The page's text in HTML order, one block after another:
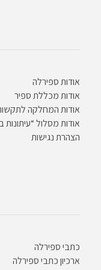
אודות ספירלה
אודות מכללת ספיר
אודות המחלקה
אודות מסלול “עיתונות
הצהרת נגישות
כתבי ספירלה
ארכיון כתבי ספירלה